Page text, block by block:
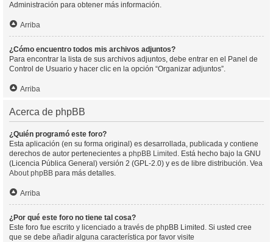
Administración para obtener más información.
Arriba
¿Cómo encuentro todos mis archivos adjuntos?
Para encontrar la lista de sus archivos adjuntos, debe entrar en el Panel de
Control de Usuario y hacer clic en la opción “Organizar adjuntos”.
Arriba
Acerca de phpBB
¿Quién programó este foro?
Esta aplicación (en su forma original) es desarrollada, publicada y contiene
derechos de autor pertenecientes a phpBB Limited . Está hecho bajo la GNU
(Licencia Pública General) versión 2 (GPL-2.0) y es de libre distribución. Vea
About phpBB para más detalles.
Arriba
¿Por qué este foro no tiene tal cosa?
Este foro fue escrito y licenciado a través de phpBB Limited. Si usted cree
que se debe añadir alguna característica por favor visite